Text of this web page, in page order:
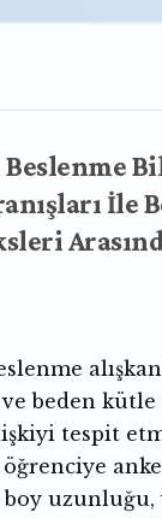
İle
ve beden
tespit
öğrenciye
uzunluğu,